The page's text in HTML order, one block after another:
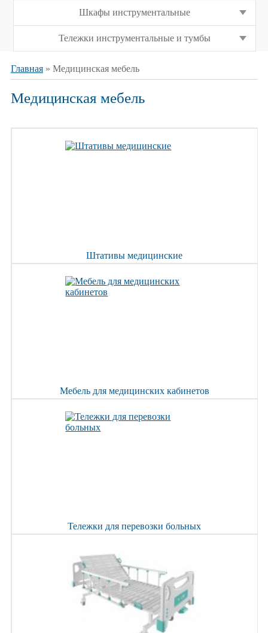
Шкафы инструментальные
Тележки инструментальные и тумбы
Главная» Медицинская мебель
Медицинская мебель
Штативы медицинские
Мебель для медицинских кабинетов
Тележки для перевозки больных